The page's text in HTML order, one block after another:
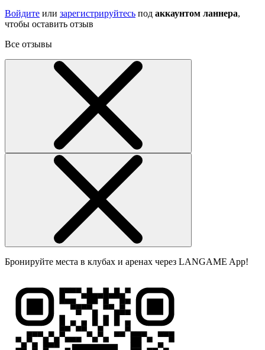
Войдите или зарегистрируйтесь под аккаунтом ланнера,
чтобы оставить отзыв
Все отзывы
Бронируйте места в клубах и аренах через LANGAME App!